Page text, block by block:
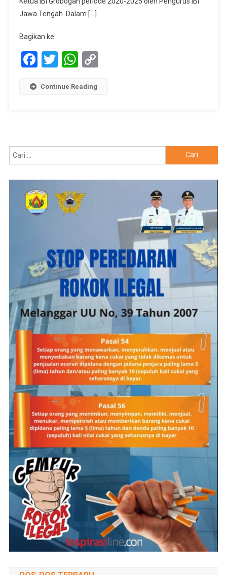
Jawa Tengah. Dalam […]
Bagikan ke:
Facebook
TwitterWhatsApp
Copy
Continue Reading
untuk: